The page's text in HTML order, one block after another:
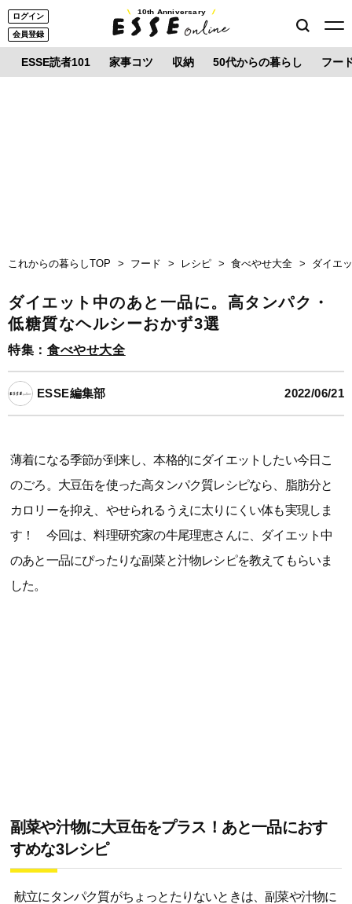
ログイン
会員登録
10th Anniversary
ESSE読者101 家事コツ 収納 50代からの暮らし フー
これからの暮らしTOP フード レシピ 食べやせ大全 ダイエ
ダイエット中のあと一品に。高タンパク・
低糖質なヘルシーおかず3選
特集： 食べやせ大全
ESSE編集部 2022/06/21
薄着になる季節が到来し、本格的にダイエットしたい今日こ
のごろ。大豆缶を使った高タンパク質レシピなら、脂肪分と
カロリーを抑え、やせられるうえに太りにくい体も実現しま
す！ 今回は、料理研究家の牛尾理恵さんに、ダイエット中
のあと一品にぴったりな副菜と汁物レシピを教えてもらいま
した。
副菜や汁物に大豆缶をプラス！あと一品におす
すめな3レシピ
献立にタンパク質がちょっとたりないときは、副菜や汁物に